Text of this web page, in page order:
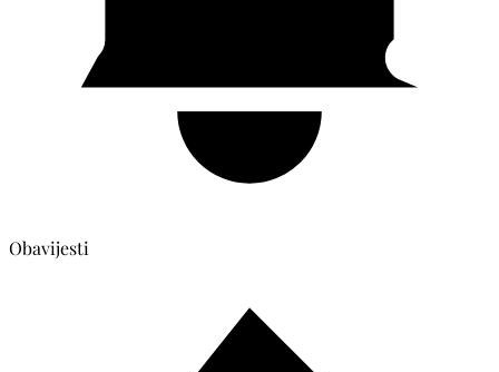
Obavijesti